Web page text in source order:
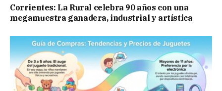
Corrientes: La Rural celebra 90 años con una
megamuestra ganadera, industrial y artística